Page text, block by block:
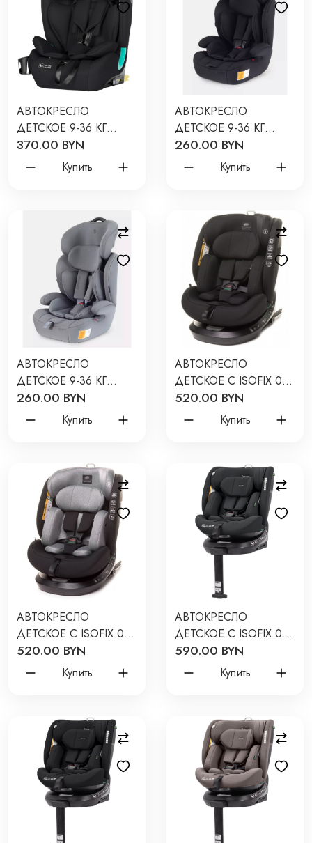
АВТОКРЕСЛО
ДЕТСКОЕ 9-36 КГ
CARRELLO YUKON
G308 ЦВЕТ:
MIDNIGHT BLACK CRL-
370.00 BYN
Купить
АВТОКРЕСЛО
ДЕТСКОЕ 9-36 КГ
RANT BASIC SPARK
NEXT ЦВЕТ: BLACK
260.00 BYN
Купить
АВТОКРЕСЛО
ДЕТСКОЕ 9-36 КГ
RANT BASIC SPARK
NEXT ЦВЕТ: GREY
260.00 BYN
Купить
АВТОКРЕСЛО
ДЕТСКОЕ С ISOFIX 0-
36 КГ 4BABY ROTO-FIX
NEW ЦВЕТ: BLACK
520.00 BYN
Купить
АВТОКРЕСЛО
ДЕТСКОЕ С ISOFIX 0-
36 КГ 4BABY ROTO-FIX
NEW ЦВЕТ: GREY
520.00 BYN
Купить
АВТОКРЕСЛО
ДЕТСКОЕ С ISOFIX 0-
36 КГ CARRELLO
OCTOPUS K83 ЦВЕТ:
DEEPWATER GREY
590.00 BYN
Купить